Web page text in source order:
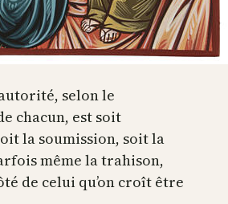
selon le
chacun, est soit
la soumission, soit la
même la trahison,
de celui qu’on croît être